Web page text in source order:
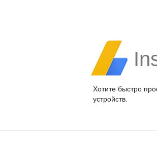
Хотите быстро
устройств.